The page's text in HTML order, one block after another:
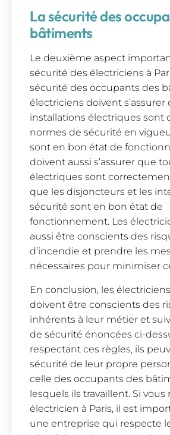
La sécurité des
bâtiments
Le deuxième aspect
sécurité des électriciens à
sécurité des occupants des
électriciens doivent s’assurer
installations électriques sont
normes de sécurité en
sont en bon état de
doivent aussi s’assurer que
électriques sont
que les disjoncteurs et les
sécurité sont en bon état de
fonctionnement. Les
aussi être conscients des
d’incendie et prendre les
nécessaires pour minimiser
En conclusion, les
doivent être conscients des
inhérents à leur métier et
de sécurité énoncées ci-
respectant ces règles, ils
sécurité de leur propre
celle des occupants des
lesquels ils travaillent. Si
électricien à Paris, il est
une entreprise qui respecte